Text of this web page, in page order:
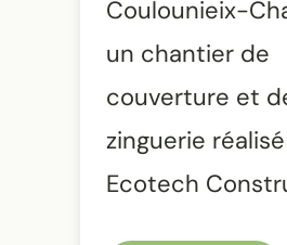
Coulounieix-
un chantier de
couverture et
zinguerie
Ecotech